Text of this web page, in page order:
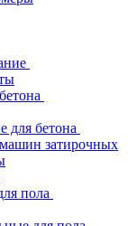
для бетона
затирочных
пола